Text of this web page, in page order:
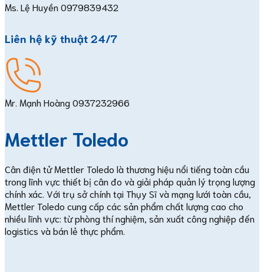
Ms. Lệ Huyền 0979839432
Liên hệ kỹ thuật 24/7
Mr. Mạnh Hoàng0937232966
Mettler Toledo
Cân điện tử Mettler Toledo là thương hiệu nổi tiếng toàn cầu
trong lĩnh vực thiết bị cân đo và giải pháp quản lý trọng lượng
chính xác. Với trụ sở chính tại Thụy Sĩ và mạng lưới toàn cầu,
Mettler Toledo cung cấp các sản phẩm chất lượng cao cho
nhiều lĩnh vực: từ phòng thí nghiệm, sản xuất công nghiệp đến
logistics và bán lẻ thực phẩm.